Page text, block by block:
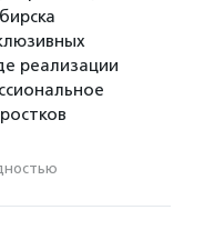
реализации